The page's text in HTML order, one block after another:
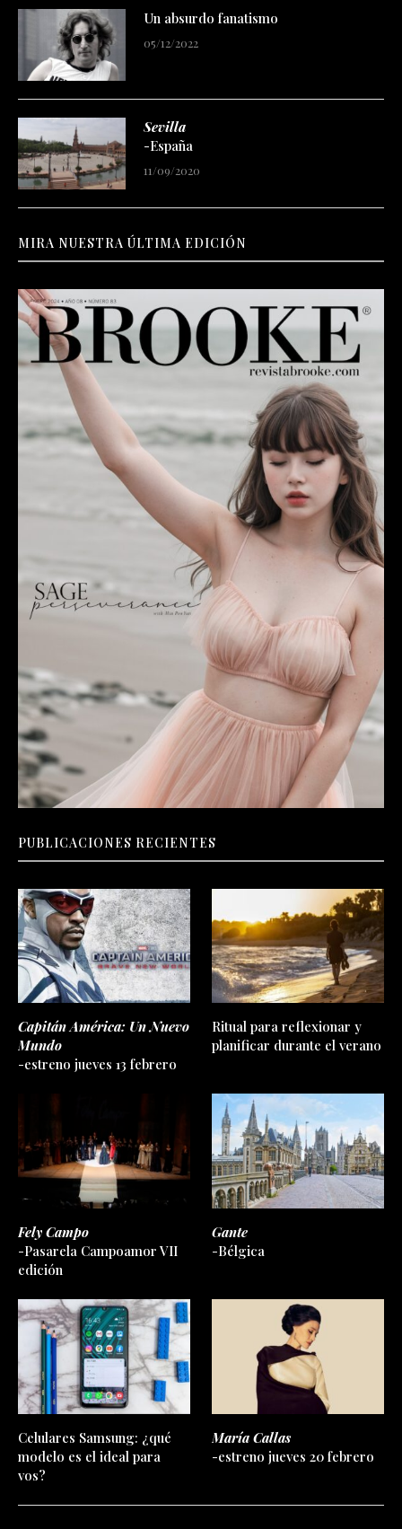
Un absurdo fanatismo
05/12/2022
Sevilla
-España
11/09/2020
MIRA NUESTRA ÚLTIMA EDICIÓN
PUBLICACIONES RECIENTES
Capitán América: Un Nuevo
Mundo
-estreno jueves 13 febrero
Ritual para reflexionar y
planificar durante el verano
Fely Campo
-Pasarela Campoamor VII
edición
Gante
-Bélgica
Celulares Samsung: ¿qué
modelo es el ideal para
vos?
María Callas
-estreno jueves 20 febrero